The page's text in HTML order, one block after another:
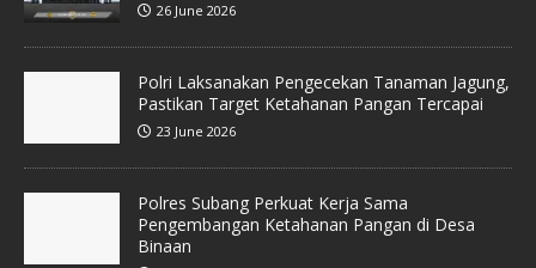
26 June 2026
Polri Laksanakan Pengecekan Tanaman Jagung,
Pastikan Target Ketahanan Pangan Tercapai
23 June 2026
Polres Subang Perkuat Kerja Sama
Pengembangan Ketahanan Pangan di Desa
Binaan